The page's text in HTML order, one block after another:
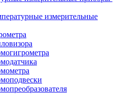
измерительные